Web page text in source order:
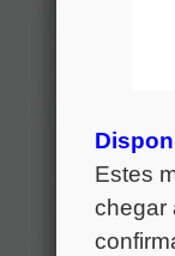
Estes
chegar